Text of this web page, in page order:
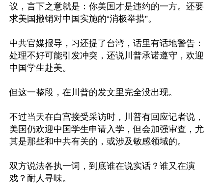
议，言下之意就是：你美国才是违约的一方。还要
求美国撤销对中国实施的“消极举措”。
中共官媒报导，习还提了台湾，话里有话地警告：
处理不好可能引发冲突，还说川普承诺遵守，欢迎
中国学生赴美。
但这一整段，在川普的发文里完全没出现。
不过当天在白宫接受采访时，川普有回应记者说，
美国仍欢迎中国学生申请入学，但会加强审查，尤
其是那些和中共有关的，或涉及敏感领域的。
双方说法各执一词，到底谁在说实话？谁又在演
戏？耐人寻味。